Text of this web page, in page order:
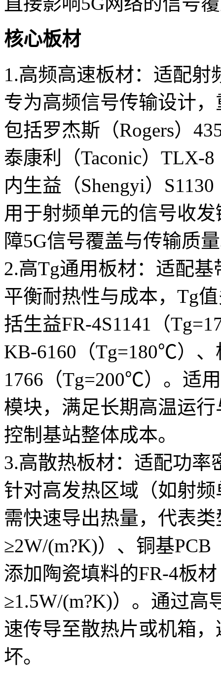
核心板材
1.高频高速板材：适配射
专为高频信号传输设计
包括罗杰斯（Rogers）
泰康利（Taconic）TLX-
内生益（Shengyi）
用于射频单元的信号收
障5G信号覆盖与传输质
2.高Tg通用板材：适配
平衡耐热性与成本，Tg
括生益FR-4S1141（
KB-6160（Tg=180℃）、
1766（Tg=200℃）。适
模块，满足长期高温运
控制基站整体成本。
3.高散热板材：适配功率
针对高发热区域（如射
需快速导出热量，代表
≥2W/(m?K)）、铜基
添加陶瓷填料的FR-4板
≥1.5W/(m?K)）。通过高
速传导至散热片或机箱
坏。